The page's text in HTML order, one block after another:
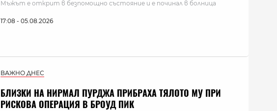
Мъжът е открит в безпомощно състояние и е починал в болница
17:08 - 05.08.2026
ВАЖНО ДНЕС
БЛИЗКИ НА НИРМАЛ ПУРДЖА ПРИБРАХА ТЯЛОТО МУ ПРИ
РИСКОВА ОПЕРАЦИЯ В БРОУД ПИК